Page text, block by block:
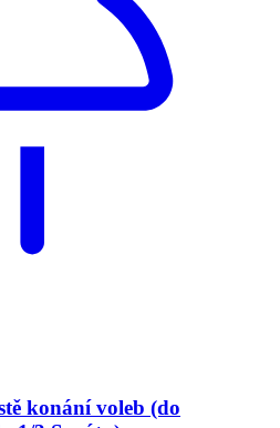
konání voleb (do